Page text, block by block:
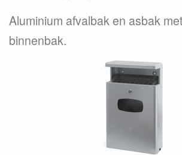
Aluminium afvalbak en asbak
binnenbak.